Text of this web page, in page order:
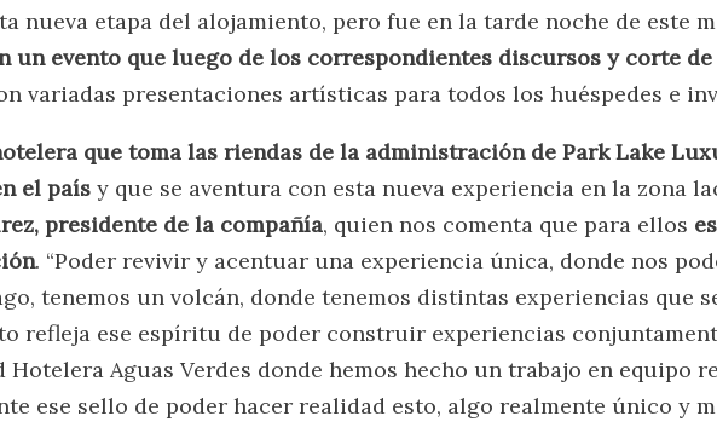
nueva etapa del alojamiento, pero fue en la tarde noche de este
un evento que luego de los correspondientes discursos y corte
variadas presentaciones artísticas para todos los huéspedes e
que toma las riendas de la administración de Park Lake
el país y que se aventura con esta nueva experiencia en la zona
presidente de la compañía, quien nos comenta que para ellos
. “Poder revivir y acentuar una experiencia única, donde nos
tenemos un volcán, donde tenemos distintas experiencias que
refleja ese espíritu de poder construir experiencias
Hotelera Aguas Verdes donde hemos hecho un trabajo en equipo
ese sello de poder hacer realidad esto, algo realmente único y